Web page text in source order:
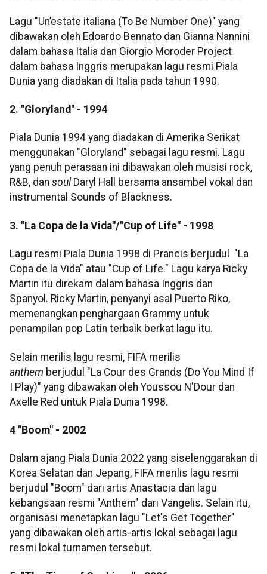
Lagu "Un’estate italiana (To Be Number One)" yang
dibawakan oleh Edoardo Bennato dan Gianna Nannini
dalam bahasa Italia dan Giorgio Moroder Project
dalam bahasa Inggris merupakan lagu resmi Piala
Dunia yang diadakan di Italia pada tahun 1990.
2. "Gloryland" - 1994
Piala Dunia 1994 yang diadakan di Amerika Serikat
menggunakan "Gloryland" sebagai lagu resmi. Lagu
yang penuh perasaan ini dibawakan oleh musisi rock,
R&B, dan soul Daryl Hall bersama ansambel vokal dan
instrumental Sounds of Blackness.
3. "La Copa de la Vida"/"Cup of Life" - 1998
Lagu resmi Piala Dunia 1998 di Prancis berjudul "La
Copa de la Vida" atau "Cup of Life." Lagu karya Ricky
Martin itu direkam dalam bahasa Inggris dan
Spanyol. Ricky Martin, penyanyi asal Puerto Riko,
memenangkan penghargaan Grammy untuk
penampilan pop Latin terbaik berkat lagu itu.
Selain merilis lagu resmi, FIFA merilis
anthem berjudul "La Cour des Grands (Do You Mind If
I Play)" yang dibawakan oleh Youssou N'Dour dan
Axelle Red untuk Piala Dunia 1998.
4 "Boom" - 2002
Dalam ajang Piala Dunia 2022 yang siselenggarakan di
Korea Selatan dan Jepang, FIFA merilis lagu resmi
berjudul "Boom" dari artis Anastacia dan lagu
kebangsaan resmi "Anthem" dari Vangelis. Selain itu,
organisasi menetapkan lagu "Let's Get Together"
yang dibawakan oleh artis-artis lokal sebagai lagu
resmi lokal turnamen tersebut.